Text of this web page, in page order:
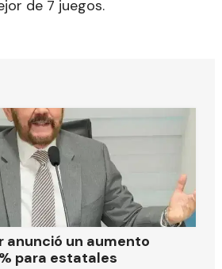
de 7 juegos.
anunció un aumento
para estatales